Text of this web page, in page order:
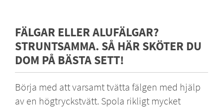
FÄLGAR ELLER ALUFÄLGAR?
STRUNTSAMMA. SÅ HÄR SKÖTER DU
DOM PÅ BÄSTA SETT!
Börja med att varsamt tvätta fälgen med hjälp
av en högtryckstvätt. Spola rikligt mycket